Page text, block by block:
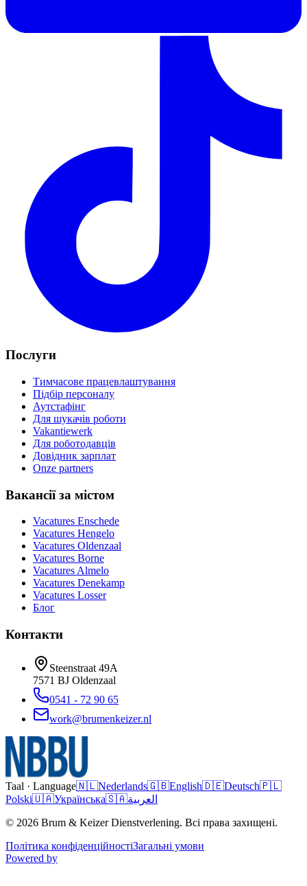
Послуги
Тимчасове працевлаштування
Підбір персоналу
Аутстафінг
Для шукачів роботи
Vakantiewerk
Для роботодавців
Довідник зарплат
Onze partners
Вакансії за містом
Vacatures Enschede
Vacatures Hengelo
Vacatures Oldenzaal
Vacatures Borne
Vacatures Almelo
Vacatures Denekamp
Vacatures Losser
Блог
Контакти
Steenstraat 49A
7571 BJ Oldenzaal
0541 - 72 90 65
work@brumenkeizer.nl
Taal · Language🇳🇱Nederlands🇬🇧English🇩🇪Deutsch🇵🇱
Polski🇺🇦Українська🇸🇦العربية
© 2026 Brum & Keizer Dienstverlening. Всі права захищені.
Політика конфіденційностіЗагальні умови
Powered by